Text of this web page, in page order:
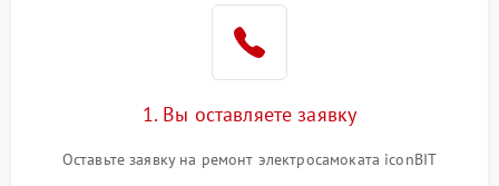
1. Вы оставляете заявку
Оставьте заявку на ремонт электросамоката iconBIT